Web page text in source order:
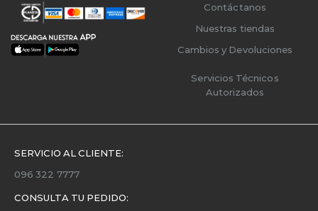
Contáctanos
Nuestras tiendas
Cambios y Devoluciones
Servicios Técnicos
Autorizados
SERVICIO AL CLIENTE:
096 322 7777
CONSULTA TU PEDIDO: